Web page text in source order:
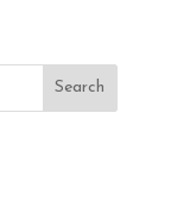
Search